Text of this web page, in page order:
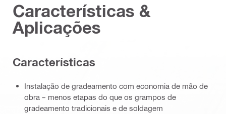
Características &
Aplicações
Características
Instalação de gradeamento com economia de mão de
obra – menos etapas do que os grampos de
gradeamento tradicionais e de soldagem